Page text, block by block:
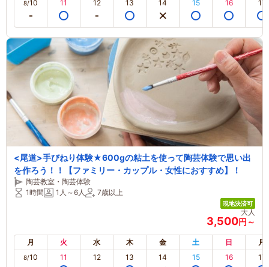
8/10 11 12 13 14 15 16 17
<尾道>手びねり体験★600gの粘土を使って陶芸体験で思い出
を作ろう！！【ファミリー・カップル・女性におすすめ】！
陶芸教室・陶芸体験
1時間
1人～6人 7歳以上
現地決済可
大人
3,500円～
月 火 水 木 金 土 日 月
8/10 11 12 13 14 15 16 17